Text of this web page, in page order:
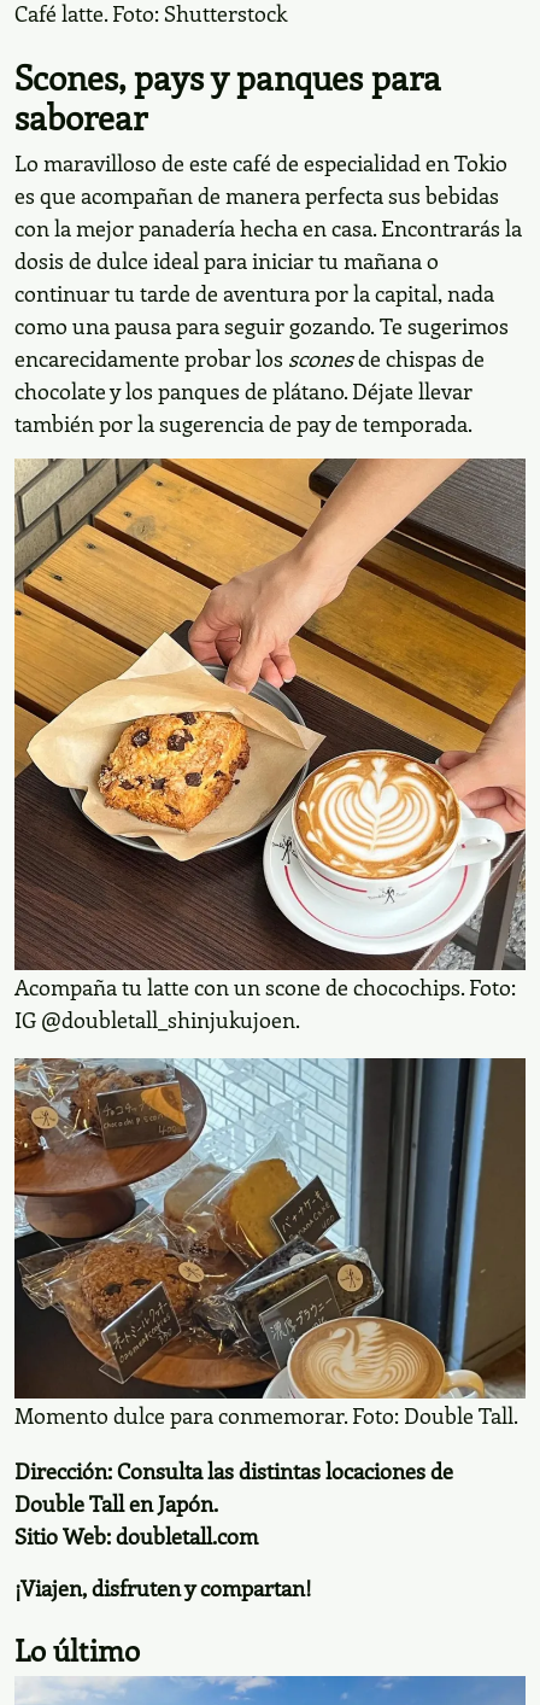
Café latte. Foto: Shutterstock
Scones, pays y panques para
saborear
Lo maravilloso de este café de especialidad en Tokio
es que acompañan de manera perfecta sus bebidas
con la mejor panadería hecha en casa. Encontrarás la
dosis de dulce ideal para iniciar tu mañana o
continuar tu tarde de aventura por la capital, nada
como una pausa para seguir gozando. Te sugerimos
encarecidamente probar los sconesde chispas de
chocolate y los panques de plátano. Déjate llevar
también por la sugerencia de pay de temporada.
Acompaña tu latte con un scone de chocochips. Foto:
IG @doubletall_shinjukujoen.
Momento dulce para conmemorar. Foto: Double Tall.
Dirección: Consulta las distintaslocaciones de
Double Tallen Japón.
Sitio Web:doubletall.com
¡Viajen, disfruten y compartan!
Lo último